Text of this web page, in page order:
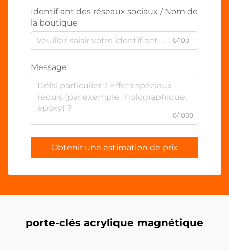
Identifiant des réseaux sociaux / Nom de
la boutique
0/100
Message
0/1000
Obtenir une estimation de prix
porte-clés acrylique magnétique